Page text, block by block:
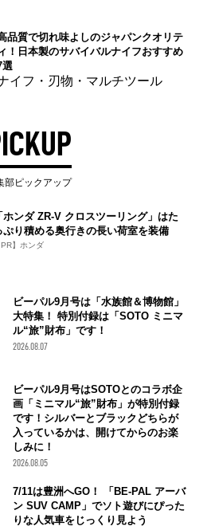
品質で切れ味よしのジャパンクオリテ
！日本製のサバイバルナイフおすすめ
選
イフ・刃物・マルチツール
部ピックアップ
ホンダ ZR-V クロスツーリング」はた
ぷり積める奥行きの長い荷室を装備
PR】ホンダ
ビーパル9月号は「水族館＆博物館」
大特集！ 特別付録は「SOTO ミニマ
ル“旅”財布」です！
2026.08.07
ビーパル9月号はSOTOとのコラボ企
画「ミニマル“旅”財布」が特別付録
です！シルバーとブラックどちらが
入っているかは、開けてからのお楽
しみに！
2026.08.05
7/11は豊洲へGO！ 「BE-PAL アーバ
ン SUV CAMP」でソト遊びにぴった
りな人気車をじっくり見よう